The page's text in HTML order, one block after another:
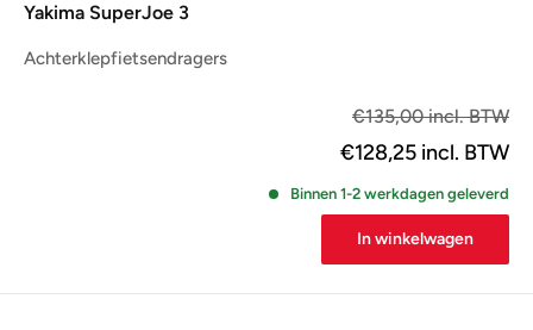
Yakima SuperJoe 3
Achterklepfietsendragers
€135,00 incl. BTW
€128,25 incl. BTW
Binnen 1-2 werkdagen geleverd
In winkelwagen